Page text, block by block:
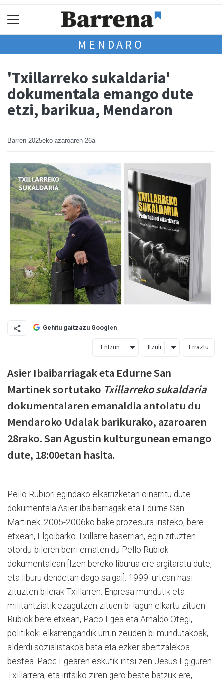
MENDARO
'Txillarreko sukaldaria'
dokumentala emango dute
etzi, barikua, Mendaron
Barren 2025eko azaroaren 26a
Gehitu gaitzazu Googlen
Entzun Itzuli Erraztu
Asier Ibaibarriagak eta Edurne San
Martinek sortutako Txillarreko sukaldaria
dokumentalaren emanaldia antolatu du
Mendaroko Udalak barikurako, azaroaren
28rako. San Agustin kulturgunean emango
dute, 18:00etan hasita.
Pello Rubiori egindako elkarrizketan oinarritu dute
dokumentala Asier Ibaibarriagak eta Edurne San
Martinek. 2005-2006ko bake prozesura iristeko, bere
etxean, Elgoibarko Txillarre baserrian, egin zituzten
otordu-bileren berri ematen du Pello Rubiok
dokumentalean [Izen bereko liburua ere argitaratu dute,
eta liburu dendetan dago salgai]. 1999. urtean hasi
zituzten bilerak Txillarren. Enpresa mundutik eta
militantziatik ezagutzen zituen bi lagun elkartu zituen
Rubiok bere etxean, Paco Egea eta Arnaldo Otegi,
politikoki elkarrengandik urrun zeuden bi mundutakoak,
alderdi sozialistakoa bata eta ezker abertzalekoa
bestea. Paco Egearen eskutik iritsi zen Jesus Egiguren
Txillarrera, eta iritsiko ziren gero beste batzuk ere,